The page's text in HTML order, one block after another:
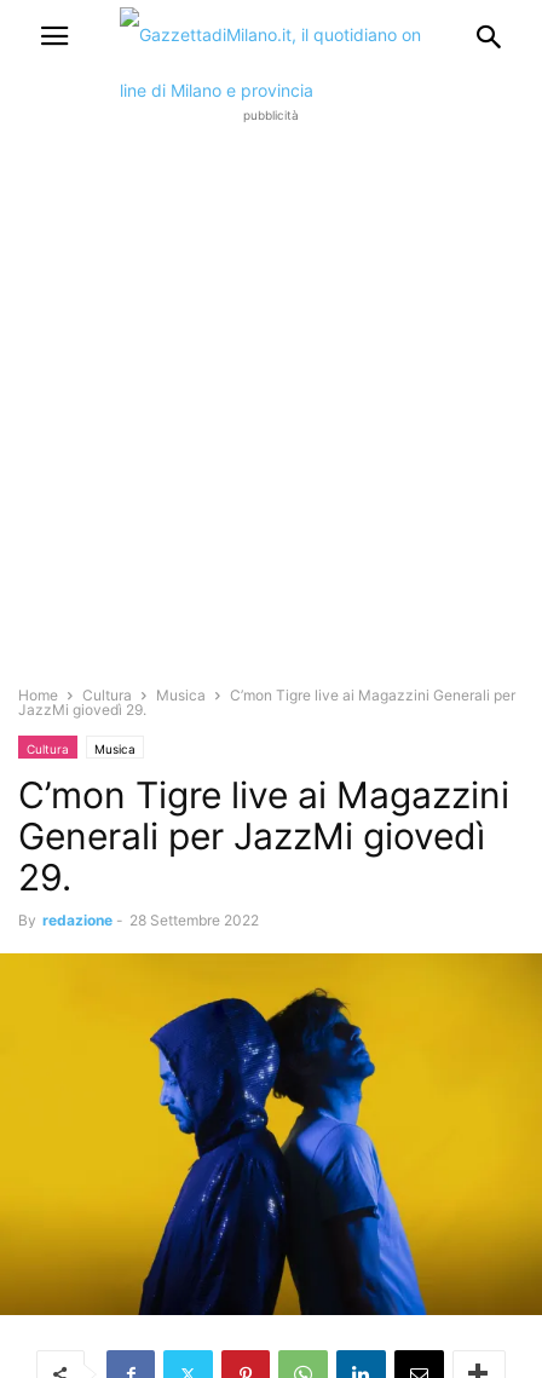
pubblicità
Home Cultura Musica
C’mon Tigre live ai Magazzini Generali per
JazzMi giovedì 29.
Cultura Musica
C’mon Tigre live ai Magazzini
Generali per JazzMi giovedì
29.
By redazione - 28 Settembre 2022